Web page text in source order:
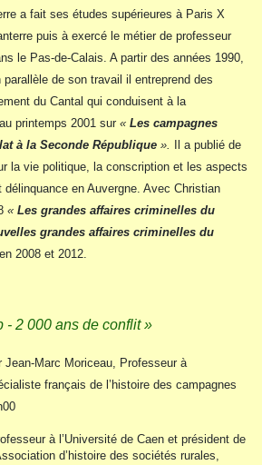
a fait ses études supérieures à Paris X
puis à exercé le métier de professeur
le Pas-de-Calais. A partir des années 1990,
parallèle de son travail il entreprend des
du Cantal qui conduisent à la
printemps 2001 sur « Les campagnes
à la Seconde République ». Il a publié de
la vie politique, la conscription et les aspects
en Auvergne. Avec Christian
« Les grandes affaires criminelles du
grandes affaires criminelles du
2008 et 2012.
- 2 000 ans de conflit »
Jean-Marc Moriceau, Professeur à
français de l’histoire des campagnes
à l’Université de Caen et président de
d’histoire des sociétés rurales,